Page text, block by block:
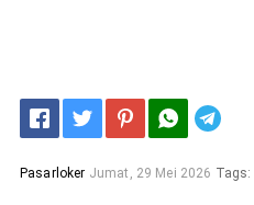
Pasarloker Jumat, 29 Mei 2026 Tags: